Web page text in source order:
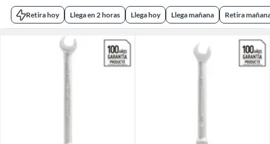
Retira hoy Llega en 2 horas Llega hoy Llega mañana Retira